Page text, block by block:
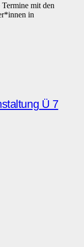
mit den
in
Ü 7